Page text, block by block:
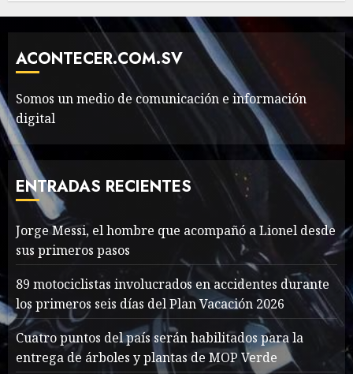
Need to Know About the
Classic Cars in a Retro
Movie?
MAYO 14, 2024 799
7
The full story of
Thailand’s extraordinary
cave rescue
MAYO 14, 2024 1005
1
Jorge Messi, el hombre
que acompañó a Lionel
desde sus primeros pasos
AGOSTO 8, 2026 44
ACONTECER.COM.SV
Somos un medio de comunicación e información
digital
ENTRADAS RECIENTES
Jorge Messi, el hombre que acompañó a Lionel desde
sus primeros pasos
89 motociclistas involucrados en accidentes durante
los primeros seis días del Plan Vacación 2026
Cuatro puntos del país serán habilitados para la
entrega de árboles y plantas de MOP Verde